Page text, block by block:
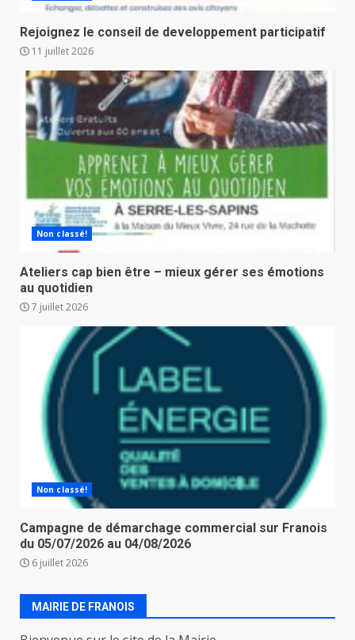
Rejoignez le conseil de developpement participatif
11 juillet 2026
Non classé!
Ateliers cap bien être – mieux gérer ses émotions
au quotidien
7 juillet 2026
Non classé!
Campagne de démarchage commercial sur Franois
du 05/07/2026 au 04/08/2026
6 juillet 2026
MAIRIE DE FRANOIS